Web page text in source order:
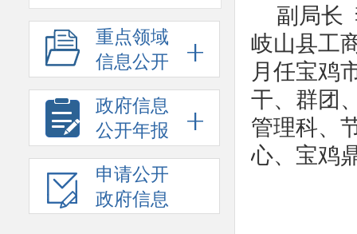
重点领域
信息公开
政府信息
公开年报
申请公开
政府信息
副局长
岐山县工
月任宝鸡
干、群团
管理科、
心、宝鸡